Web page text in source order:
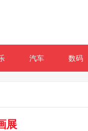
汽车 数码
展